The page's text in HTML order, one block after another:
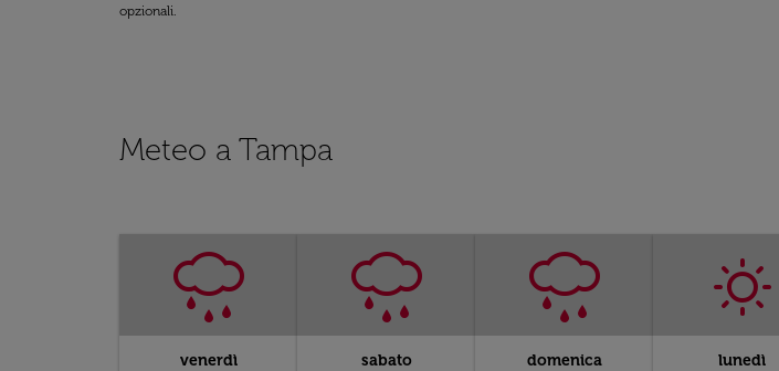
opzionali.
Meteo a Tampa
venerdì sabato domenica lunedì